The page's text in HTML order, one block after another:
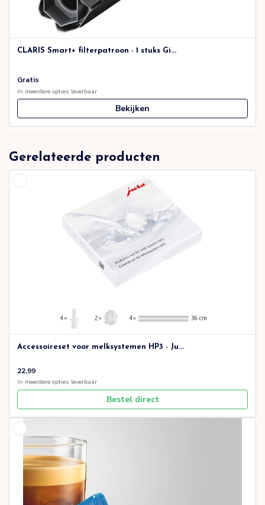
CLARIS Smart+ filterpatroon - 1 stuks Gi...
Gratis
In meerdere opties leverbaar
Bekijken
Gerelateerde producten
Accessoireset voor melksystemen HP3 - Ju...
22,99
In meerdere opties leverbaar
Bestel direct